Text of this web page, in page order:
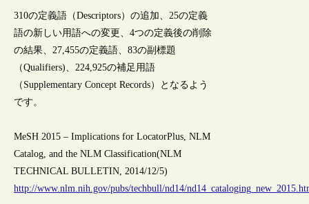
310の定義語（Descriptors）の追加、25の定義
語の新しい用語への変更、4つの定義後の削除
の結果、27,455の定義語、83の副標題
（Qualifiers)、224,925の補足用語
（Supplementary Concept Records）となるよう
です。
MeSH 2015 – Implications for LocatorPlus, NLM
Catalog, and the NLM Classification(NLM
TECHNICAL BULLETIN, 2014/12/5)
http://www.nlm.nih.gov/pubs/techbull/nd14/